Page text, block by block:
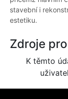
stavební i
estetiku.
Zdroje
K těmto